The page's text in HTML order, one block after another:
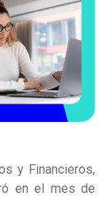
y Financieros,
en el mes de